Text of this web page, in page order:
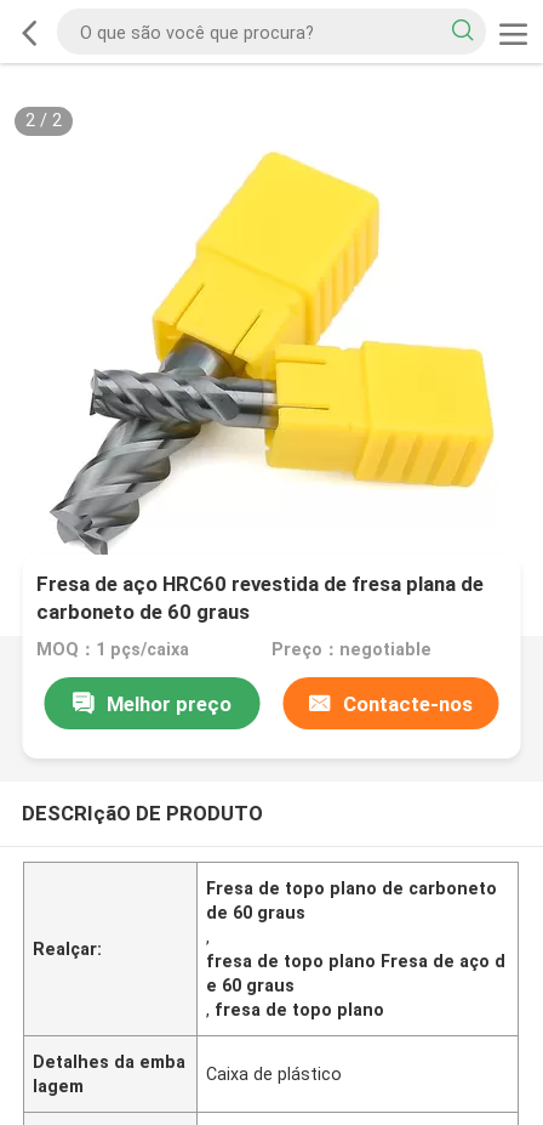
2/ 2
Fresa de aço HRC60 revestida de fresa plana de
carboneto de 60 graus
MOQ：1 pçs/caixa Preço：negotiable
Melhor preço Contacte-nos
DESCRIçãO DE PRODUTO
Realçar:
Fresa de topo plano de carboneto
de 60 graus
,
fresa de topo plano Fresa de aço d
e 60 graus
, fresa de topo plano
Detalhes da emba
lagem
Caixa de plástico